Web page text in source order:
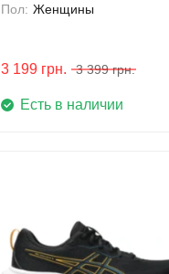
Пол: Женщины
3 199 грн. 3 399 грн.
Есть в наличии